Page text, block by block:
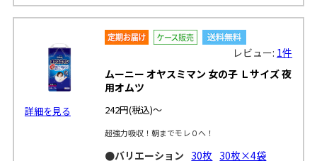
詳細を見る
レビュー: 1件
ムーニー オヤスミマン 女の子 Ｌサイズ 夜
用オムツ
242円(税込)～
超強力吸収！朝までモレ０へ！
●バリエーション 30枚 30枚×4袋